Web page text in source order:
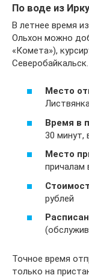
По воде из
В летнее время
Ольхон можно
«Комета»),
Северобайкальск.
Место
Время в
30 минут,
Место
причалам
рублей
Точное время
только на